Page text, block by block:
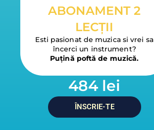
ABONAMENT 2
LECȚII
Esti pasionat de muzica si vrei sa
încerci un instrument?
Puțină poftă de muzică.
484 lei
ÎNSCRIE-TE